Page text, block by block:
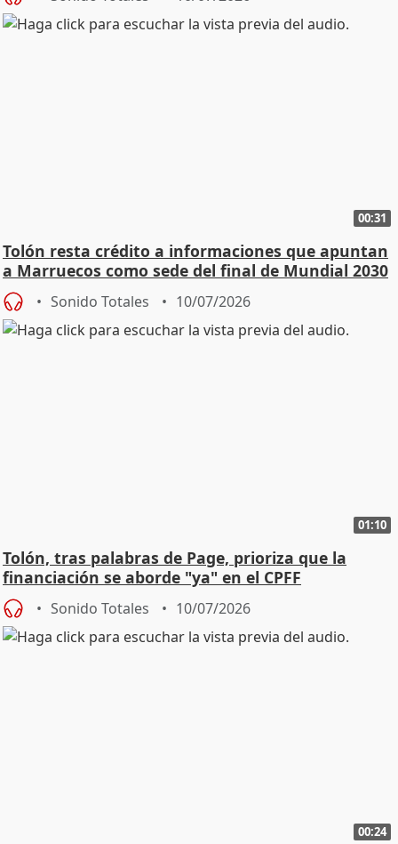
00:31
Tolón resta crédito a informaciones que apuntan
a Marruecos como sede del final de Mundial 2030
Sonido Totales 10/07/2026
01:10
Tolón, tras palabras de Page, prioriza que la
financiación se aborde "ya" en el CPFF
Sonido Totales 10/07/2026
00:24